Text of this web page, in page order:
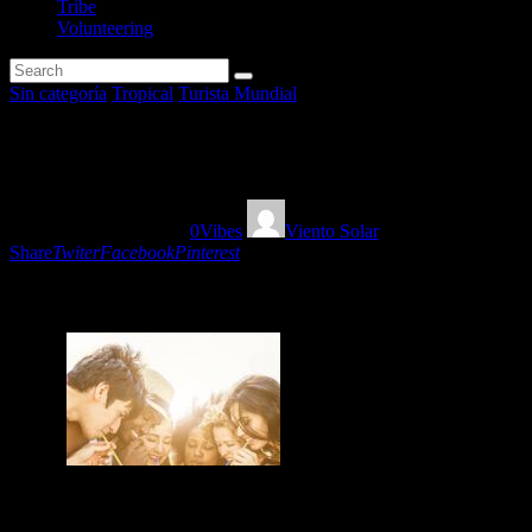
Tribe
Volunteering
Sin categoría Tropical Turista Mundial
0Vibes
Viento Solar
ShareTwiterFacebookPinterest